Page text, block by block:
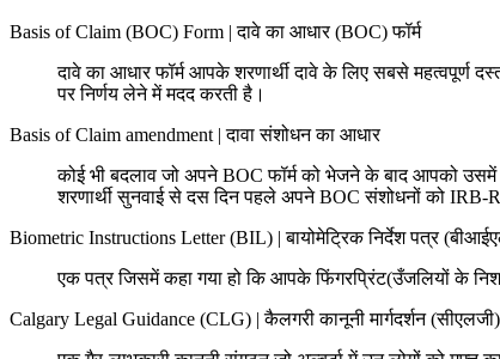
Basis of Claim (BOC) Form | दावे का आधार (BOC) फॉर्म
दावे का आधार फॉर्म आपके शरणार्थी दावे के लिए सबसे महत्वपूर्ण
पर निर्णय लेने में मदद करती है।
Basis of Claim amendment | दावा संशोधन का आधार
कोई भी बदलाव जो अपने BOC फॉर्म को भेजने के बाद आपको
शरणार्थी सुनवाई से दस दिन पहले अपने BOC संशोधनों को IRB-
Biometric Instructions Letter (BIL) | बायोमेट्रिक निर्देश पत्र
एक पत्र जिसमें कहा गया हो कि आपके फिंगरप्रिंट(उँजलियों के
Calgary Legal Guidance (CLG) | कैलगरी कानूनी मार्गदर्शन (सीएलजी)